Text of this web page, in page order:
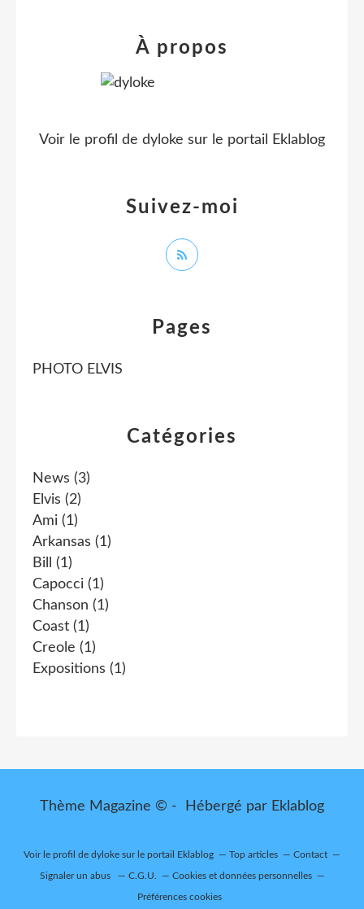
Catégories
News (3)
Elvis (2)
Ami (1)
Arkansas (1)
Bill
(1)
Capocci (1)
Chanson (1)
Coast (1)
Creole (1)
Expositions (1)
Pages
PHOTO ELVIS
Suivez-moi
À propos
Voir le profil de dyloke sur le portail Eklablog
Thème Magazine © - Hébergé par Eklablog
Voir le profil de dyloke sur le portail Eklablog Top articles Contact
Signaler un abus C.G.U. Cookies et données personnelles
Préférences cookies